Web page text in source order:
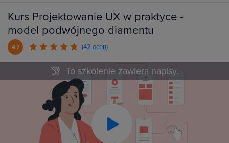
Kurs Projektowanie UX w praktyce -
model podwójnego diamentu
4.7 (42 ocen)
Play
To szkolenie zawiera napisy.